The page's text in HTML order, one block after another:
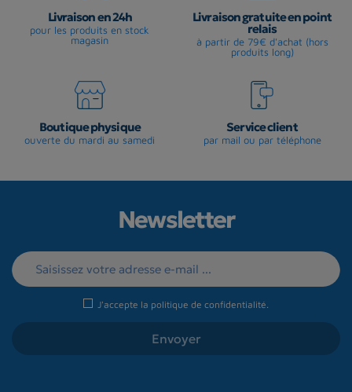
Livraison en 24h
pour les produits en stock
magasin
Livraison gratuite en point
relais
à partir de 79€ d'achat (hors
produits long)
Boutique physique
ouverte du mardi au samedi
Service client
par mail ou par téléphone
Newsletter
J'accepte la politique de confidentialité